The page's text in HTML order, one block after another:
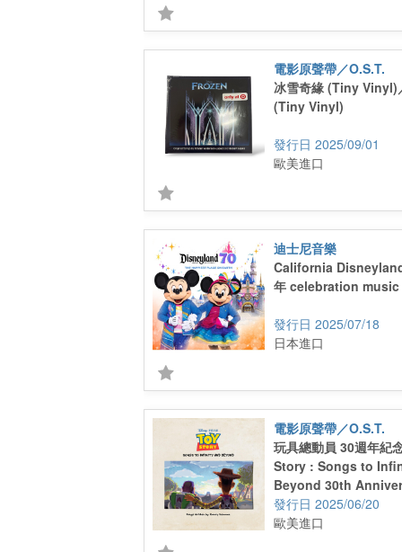
電影原聲帶／O.S.T.
冰雪奇緣 (Tiny Vinyl)
(Tiny Vinyl)
2025/09/01
歐美進口
迪士尼音樂
California
年 celebration
2025/07/18
日本進口
電影原聲帶／O.S.T.
玩具總動員 30週年紀
Story : Songs to
Beyond 30th
(LP)
2025/06/20
歐美進口